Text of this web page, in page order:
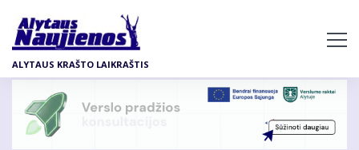
pagrindinį
turinį
ALYTAUS KRAŠTO LAIKRAŠTIS